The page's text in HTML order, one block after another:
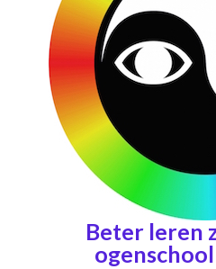
Beter leren